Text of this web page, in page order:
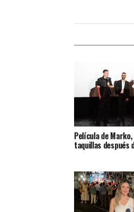
Película de
taquillas después